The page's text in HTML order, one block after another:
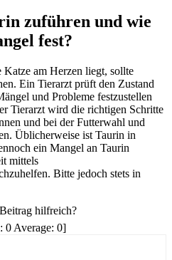
zuführen und wie
fest?
Katze am Herzen liegt, sollte
Ein Tierarzt prüft den Zustand
und Probleme festzustellen
Tierarzt wird die richtigen Schritte
und bei der Futterwahl und
Üblicherweise ist Taurin in
ein Mangel an Taurin
mittels
Bitte jedoch stets in
hilfreich?
0 Average: 0]